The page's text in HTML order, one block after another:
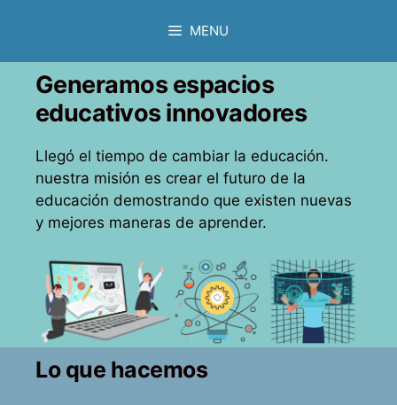
MENU
Generamos espacios
educativos innovadores
Llegó el tiempo de cambiar la educación.
nuestra misión es crear el futuro de la
educación demostrando que existen nuevas
y mejores maneras de aprender.
Lo que hacemos